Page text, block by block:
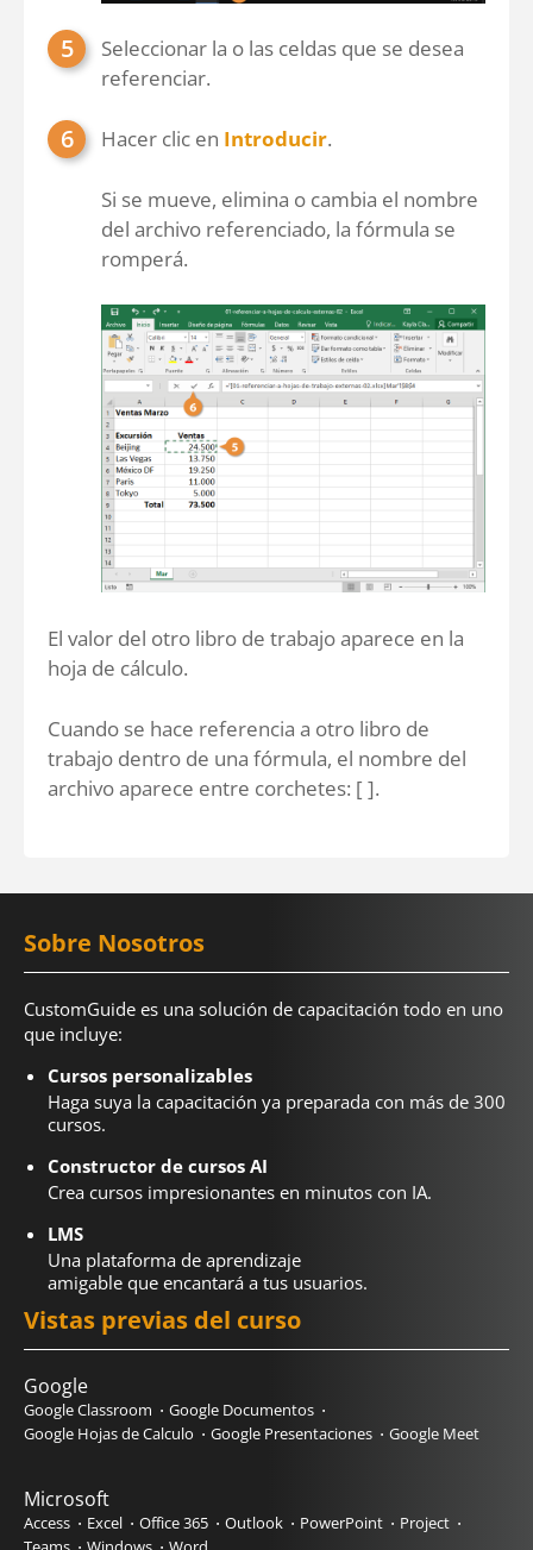
Seleccionar la o las celdas que se desea
referenciar.
Hacer clic en Introducir.
Si se mueve, elimina o cambia el nombre
del archivo referenciado, la fórmula se
romperá.
El valor del otro libro de trabajo aparece en la
hoja de cálculo.
Cuando se hace referencia a otro libro de
trabajo dentro de una fórmula, el nombre del
archivo aparece entre corchetes: [ ].
Sobre Nosotros
CustomGuide es una solución de capacitación todo en uno
que incluye:
Cursos personalizables
Haga suya la capacitación ya preparada con más de 300
cursos.
Constructor de cursos AI
Crea cursos impresionantes en minutos con IA.
LMS
Una plataforma de aprendizaje
amigable que encantará a tus usuarios.
Vistas previas del curso
Google
Google Classroom
Google Documentos
Google Hojas de Calculo
Google Presentaciones Google Meet
Microsoft
Access Excel Office 365 Outlook PowerPoint
Project